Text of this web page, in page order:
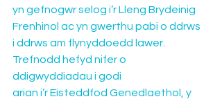
yn gefnogwr selog i’r Lleng Brydeinig
Frenhinol ac yn gwerthu pabi o ddrws
i ddrws am flynyddoedd lawer.
Trefnodd hefyd nifer o
ddigwyddiadau i godi
arian i’r Eisteddfod Genedlaethol, y